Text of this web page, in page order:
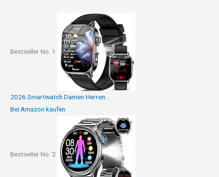
Bestseller No. 1
2026 Smartwatch Damen Herren...
Bei Amazon kaufen
Bestseller No. 2